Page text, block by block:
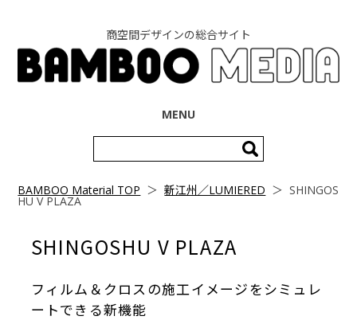
商空間デザインの総合サイト
MENU
索:
BAMBOO Material TOP ＞新江州／LUMIERED ＞SHINGOS
HU V PLAZA
SHINGOSHU V PLAZA
フィルム＆クロスの施工イメージをシミュレ
ートできる新機能